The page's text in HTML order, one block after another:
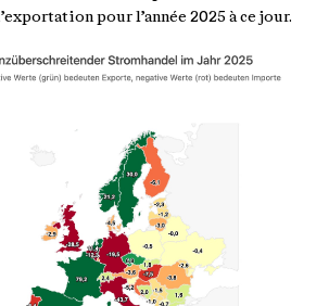
pour l’année 2025 à ce jour.